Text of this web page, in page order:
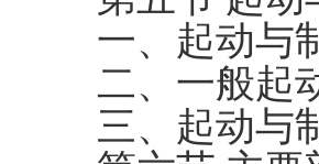
一、起动与
二、一般起
三、起动与